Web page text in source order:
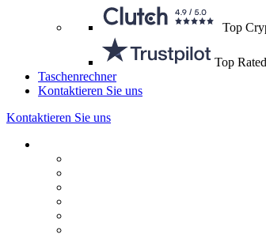
Top
Top
Taschenrechner
Kontaktieren Sie uns
Kontaktieren Sie uns